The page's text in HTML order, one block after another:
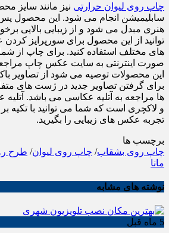
چاپ روی لیوان حرارتی نیز مانند سایز
سابلیمیشن انجام می شود. این محصول
هنری مبدل می شود و از زیبایی بالایی
توانید از این محصول برای سورپرایز
های مختلف استفاده کنید. برای چاپ از
صورت اینترنتی به سایت عکس چاپ
این محصولات توصیه می شود از تصاویر
برای گرفتن تصاویر جدید در ژست های
ها مراجعه به آتلیه عکاسی می باشد.
و لاکچری است که شما می توانید با تکیه
تجربه عکس های زیبایی را بگیرید.
برچسب ها
چاپ روی بشقاب/ چاپ روی لیوان/ طرح
مانا
نوشته های مشابه
5 ماه قبل